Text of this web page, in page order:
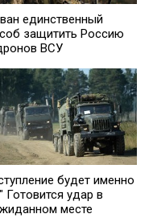
единственный
защитить Россию
ВСУ
будет именно
Готовится удар в
месте